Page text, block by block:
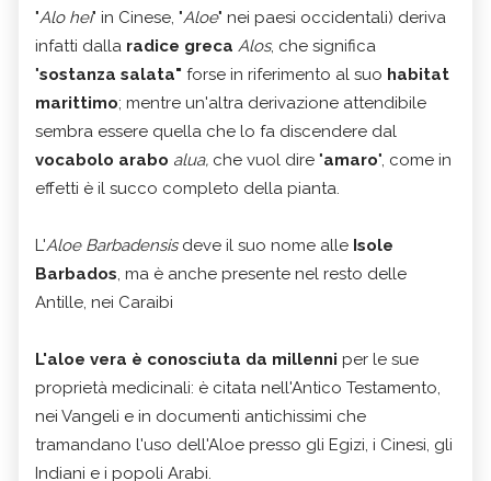
"Alo hei" in Cinese, "Aloe" nei paesi occidentali) deriva
infatti dalla radice greca Alos, che significa
"sostanza salata" forse in riferimento al suo habitat
marittimo; mentre un'altra derivazione attendibile
sembra essere quella che lo fa discendere dal
vocabolo arabo alua, che vuol dire "amaro", come in
effetti è il succo completo della pianta.
L'Aloe Barbadensisdeve il suo nome alle Isole
Barbados, ma è anche presente nel resto delle
Antille, nei Caraibi
L'aloe vera è conosciuta da millenni per le sue
proprietà medicinali: è citata nell'Antico Testamento,
nei Vangeli e in documenti antichissimi che
tramandano l'uso dell'Aloe presso gli Egizi, i Cinesi, gli
Indiani e i popoli Arabi.